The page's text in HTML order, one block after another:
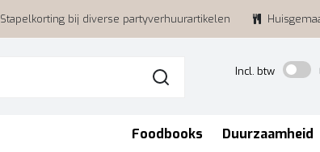
Stapelkorting bij diverse partyverhuurartikelen
Incl. btw
Foodbooks Duurzaamheid